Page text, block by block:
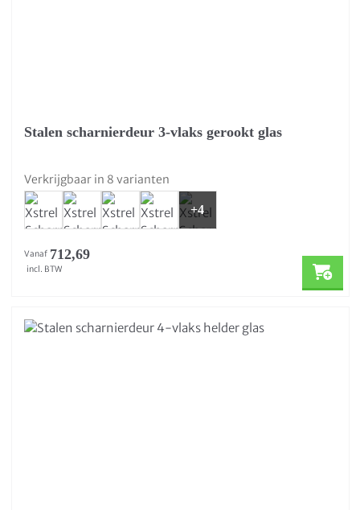
Stalen scharnierdeur 3-vlaks gerookt glas
Verkrijgbaar in 8 varianten
+4
Vanaf 712,69
incl. BTW